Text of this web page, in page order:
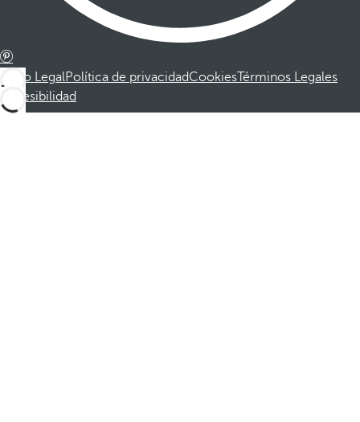
Aviso LegalPolítica de privacidadCookiesTérminos Legales
Accesibilidad